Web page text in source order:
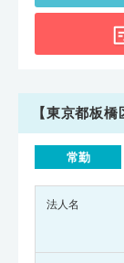
【東京都板
常勤
法人名